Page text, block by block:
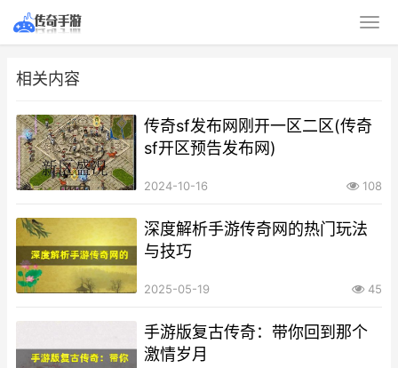
相关内容
传奇sf发布网刚开一区二区(传奇
sf开区预告发布网)
2024-10-16 108
深度解析手游传奇网的热门玩法
与技巧
2025-05-19 45
手游版复古传奇：带你回到那个
激情岁月